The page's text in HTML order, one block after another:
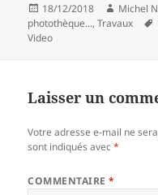
Publié
le
18/12/2018 Auteur
Michel
photothèque...,Travaux
Video
Laisser un
Votre adresse e-mail ne
sont indiqués avec*
COMMENTAIRE*